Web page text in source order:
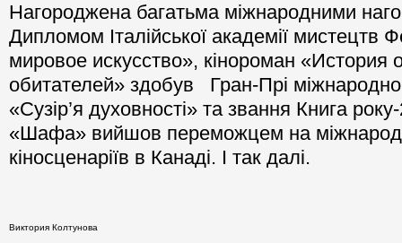
Нагороджена багатьма міжнародними
Дипломом Італійської академії мистецтв
мировое искусство», кінороман «История
обитателей» здобув Гран-Прі
«Сузір’я духовності» та звання Книга
«Шафа» вийшов переможцем на
кіносценаріїв в Канаді. І так далі.
Виктория Колтунова